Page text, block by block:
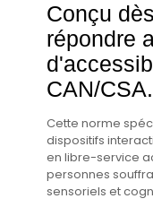
Conçu
répondre
CAN/CSA.
Cette norme
dispositifs
en libre-service
personnes
sensoriels et